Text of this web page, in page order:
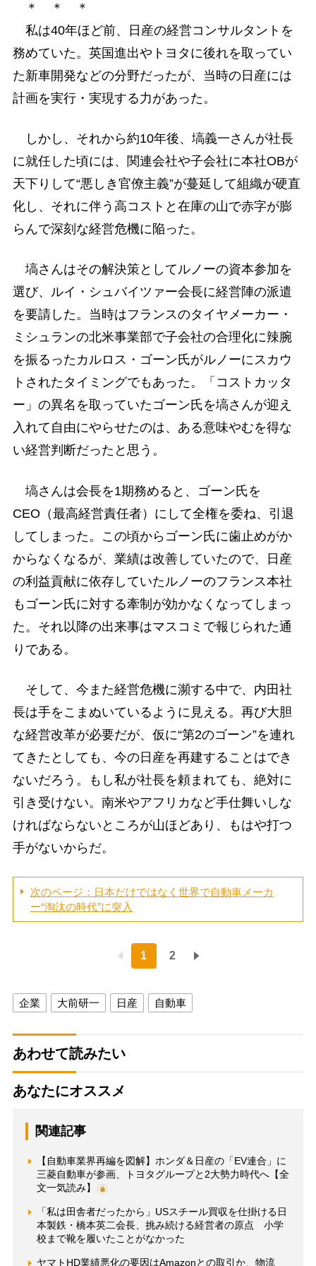
＊ ＊ ＊
私は40年ほど前、日産の経営コンサルタントを
務めていた。英国進出やトヨタに後れを取ってい
た新車開発などの分野だったが、当時の日産には
計画を実行・実現する力があった。
しかし、それから約10年後、塙義一さんが社長
に就任した頃には、関連会社や子会社に本社OBが
天下りして“悪しき官僚主義”が蔓延して組織が硬直
化し、それに伴う高コストと在庫の山で赤字が膨
らんで深刻な経営危機に陥った。
塙さんはその解決策としてルノーの資本参加を
選び、ルイ・シュバイツァー会長に経営陣の派遣
を要請した。当時はフランスのタイヤメーカー・
ミシュランの北米事業部で子会社の合理化に辣腕
を振るったカルロス・ゴーン氏がルノーにスカウ
トされたタイミングでもあった。「コストカッタ
ー」の異名を取っていたゴーン氏を塙さんが迎え
入れて自由にやらせたのは、ある意味やむを得な
い経営判断だったと思う。
塙さんは会長を1期務めると、ゴーン氏を
CEO（最高経営責任者）にして全権を委ね、引退
してしまった。この頃からゴーン氏に歯止めがか
からなくなるが、業績は改善していたので、日産
の利益貢献に依存していたルノーのフランス本社
もゴーン氏に対する牽制が効かなくなってしまっ
た。それ以降の出来事はマスコミで報じられた通
りである。
そして、今また経営危機に瀕する中で、内田社
長は手をこまぬいているように見える。再び大胆
な経営改革が必要だが、仮に“第2のゴーン”を連れ
てきたとしても、今の日産を再建することはでき
ないだろう。もし私が社長を頼まれても、絶対に
引き受けない。南米やアフリカなど手仕舞いしな
ければならないところが山ほどあり、もはや打つ
手がないからだ。
次のページ：日本だけではなく世界で自動車メーカ
ー“淘汰の時代”に突入
1 2
企業 大前研一 日産 自動車
あわせて読みたい
あなたにオススメ
関連記事
【自動車業界再編を図解】ホンダ＆日産の「EV連合」に
三菱自動車が参画、トヨタグループと2大勢力時代へ【全
文一気読み】
「私は田舎者だったから」USスチール買収を仕掛ける日
本製鉄・橋本英二会長、挑み続ける経営者の原点 小学
校まで靴を履いたことがなかった
ヤマトHD業績悪化の要因はAmazonとの取引か、物流